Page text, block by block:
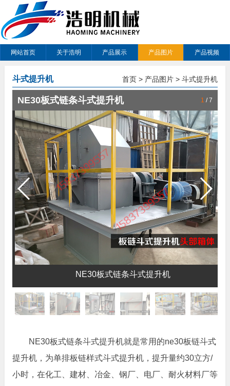
网站首页 关于浩明 产品展示 产品图片 产品视频
斗式提升机 首页 > 产品图片 >斗式提升机
1 /7
NE30板式链条斗式提升机
NE30板式链条斗式提升机
NE30板式链条斗式提升机就是常用的ne30板链斗式
提升机，为单排板链样式斗式提升机，提升量约30立方/
小时，在化工、建材、冶金、钢厂、电厂、耐火材料厂等